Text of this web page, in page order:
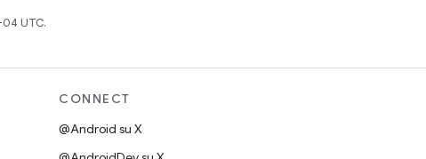
UTC.
CONNECT
@Android su X